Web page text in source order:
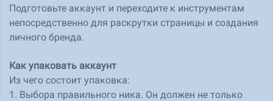
Подготовьте аккаунт и переходите к инструментам
непосредственно для раскрутки страницы и создания
личного бренда.
Как упаковать аккаунт
Из чего состоит упаковка:
1. Выбора правильного ника. Он должен не только